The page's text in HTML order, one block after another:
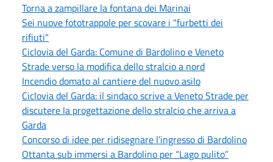
Torna a zampillare la fontana dei Marinai
Sei nuove fototrappole per scovare i "furbetti dei
rifiuti"
Ciclovia del Garda: Comune di Bardolino e Veneto
Strade verso la modifica dello stralcio a nord
Incendio domato al cantiere del nuovo asilo
Ciclovia del Garda: il sindaco scrive a Veneto Strade per
discutere la progettazione dello stralcio che arriva a
Garda
Concorso di idee per ridisegnare l’ingresso di Bardolino
Ottanta sub immersi a Bardolino per “Lago pulito”